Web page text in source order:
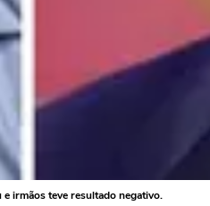
irmãos teve resultado negativo.